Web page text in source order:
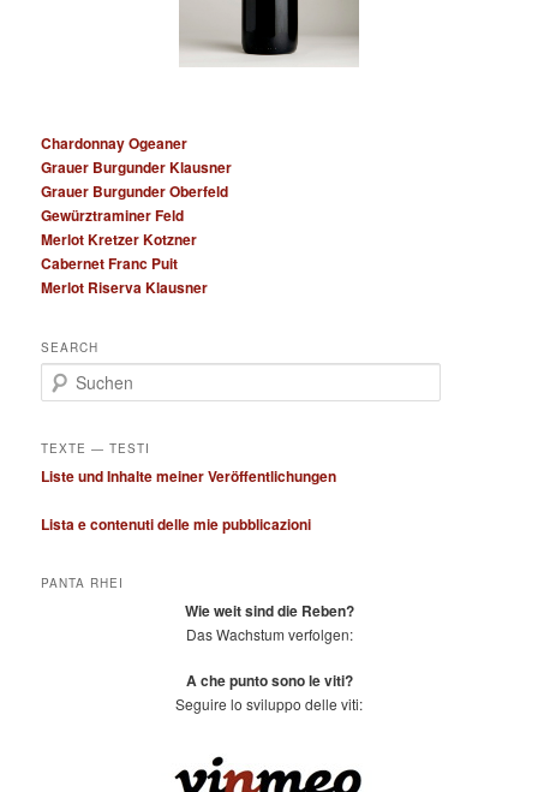
Chardonnay Ogeaner
Grauer Burgunder Klausner
Grauer Burgunder Oberfeld
Gewürztraminer Feld
Merlot Kretzer Kotzner
Cabernet Franc Puit
Merlot Riserva Klausner
SEARCH
u
h
n
TEXTE — TESTI
Liste und Inhalte meiner Veröffentlichungen
Lista e contenuti delle mie pubblicazioni
PANTA RHEI
Wie weit sind die Reben?
Das Wachstum verfolgen:
A che punto sono le viti?
Seguire lo sviluppo delle viti: